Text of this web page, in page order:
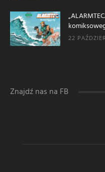
22
Znajdź nas na FB